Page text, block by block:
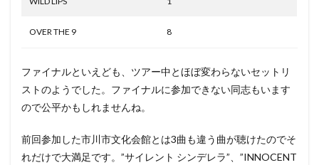
OVER THE 9 8
ファイナルといえども、ツアー中とほぼ変わらないセットリ
ストのようでした。ファイナルに参加できない同志もいます
ので公平かもしれませんね。
前回参加した市川市文化会館とは3曲も違う曲が聴けたのでそ
れだけで大満足です。”サイレント シンデレラ”、”INNOCENT